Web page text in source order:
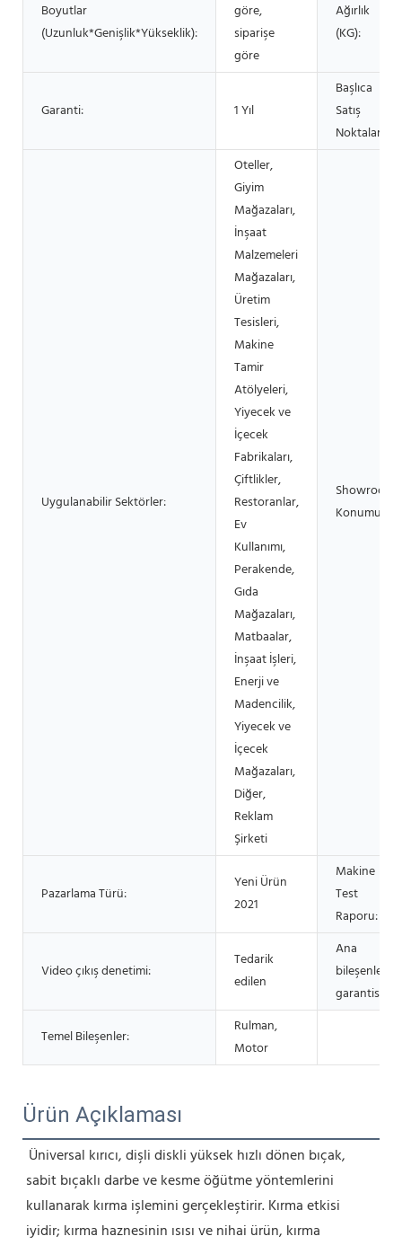
Boyutlar
(Uzunluk*Genişlik*Yükseklik):
göre,
siparişe
göre
Ağırlık
(KG):
Garanti: 1 Yıl
Başlıca
Satış
Noktaları:
Uygulanabilir Sektörler:
Oteller,
Giyim
Mağazaları,
İnşaat
Malzemeleri
Mağazaları,
Üretim
Tesisleri,
Makine
Tamir
Atölyeleri,
Yiyecek ve
İçecek
Fabrikaları,
Çiftlikler,
Restoranlar,
Ev
Kullanımı,
Perakende,
Gıda
Mağazaları,
Matbaalar,
İnşaat İşleri,
Enerji ve
Madencilik,
Yiyecek ve
İçecek
Mağazaları,
Diğer,
Reklam
Şirketi
Showroom
Konumu:
Pazarlama Türü:
Yeni Ürün
2021
Makine
Test
Raporu:
Video çıkış denetimi:
Tedarik
edilen
Ana
bileşenlerin
garantisi:
Temel Bileşenler:
Rulman,
Motor
Ürün Açıklaması
Üniversal kırıcı, dişli diskli yüksek hızlı dönen bıçak,
sabit bıçaklı darbe ve kesme öğütme yöntemlerini
kullanarak kırma işlemini gerçekleştirir. Kırma etkisi
iyidir; kırma haznesinin ısısı ve nihai ürün, kırma